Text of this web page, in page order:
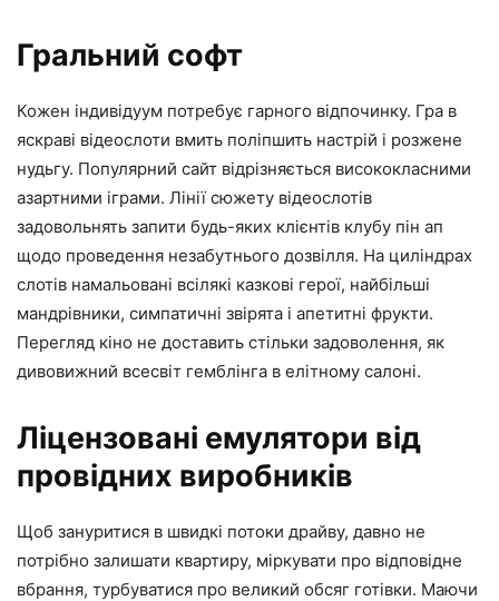
Гральний софт
Кожен індивідуум потребує гарного відпочинку. Гра в
яскраві відеослоти вмить поліпшить настрій і розжене
нудьгу. Популярний сайт відрізняється висококласними
азартними іграми. Лінії сюжету відеослотів
задовольнять запити будь-яких клієнтів клубу пін ап
щодо проведення незабутнього дозвілля. На циліндрах
слотів намальовані всілякі казкові герої, найбільші
мандрівники, симпатичні звірята і апетитні фрукти.
Перегляд кіно не доставить стільки задоволення, як
дивовижний всесвіт гемблінга в елітному салоні.
Ліцензовані емулятори від
провідних виробників
Щоб зануритися в швидкі потоки драйву, давно не
потрібно залишати квартиру, міркувати про відповідне
вбрання, турбуватися про великий обсяг готівки. Маючи